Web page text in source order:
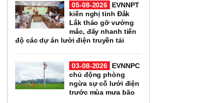
05-08-2026
EVNNPT
kiến nghị tỉnh Đắk
Lắk tháo gỡ vướng
mắc, đẩy nhanh tiến
độ các dự án lưới điện truyền tải
03-08-2026
EVNNPC
chủ động phòng
ngừa sự cố lưới điện
trước mùa mưa bão